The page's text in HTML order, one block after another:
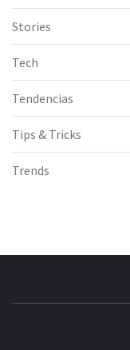
Stories
Tech
Tendencias
Tips & Tricks
Trends